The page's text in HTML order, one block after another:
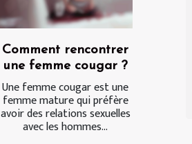
Comment rencontrer
une femme cougar ?
Une femme cougar est une
femme mature qui préfère
avoir des relations sexuelles
avec les hommes...